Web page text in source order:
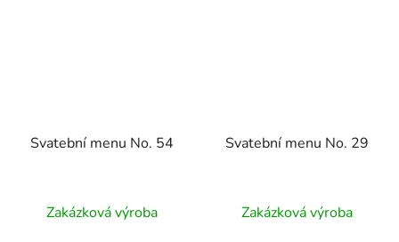
Svatební menu No. 54
Zakázková výroba
Svatební menu No. 29
Zakázková výroba